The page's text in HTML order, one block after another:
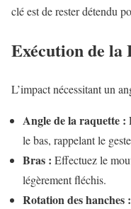
clé est de rester détendu
Exécution de la
L’impact nécessitant un
Angle de la raquette :
le bas, rappelant le
Bras : Effectuez le
légèrement fléchis.
Rotation des hanches :